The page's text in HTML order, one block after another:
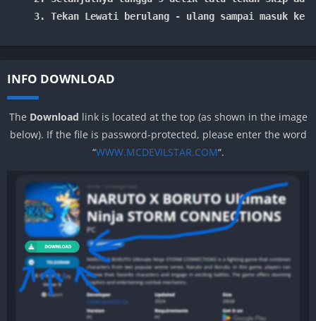
3. Tekan Lewati berulang - ulang sampai masuk
INFO DOWNLOAD
The Download link is located at the top (as shown in the image
below). If the file is password-protected, please enter the word
“WWW.MCDEVILSTAR.COM“.